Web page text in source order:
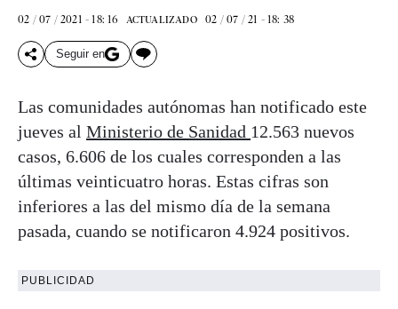
02 / 07 / 2021 - 18: 16 ACTUALIZADO 02 / 07 / 21 - 18: 38
Seguir en
Las comunidades autónomas han notificado este
jueves al Ministerio de Sanidad 12.563 nuevos
casos, 6.606 de los cuales corresponden a las
últimas veinticuatro horas. Estas cifras son
inferiores a las del mismo día de la semana
pasada, cuando se notificaron 4.924 positivos.
PUBLICIDAD